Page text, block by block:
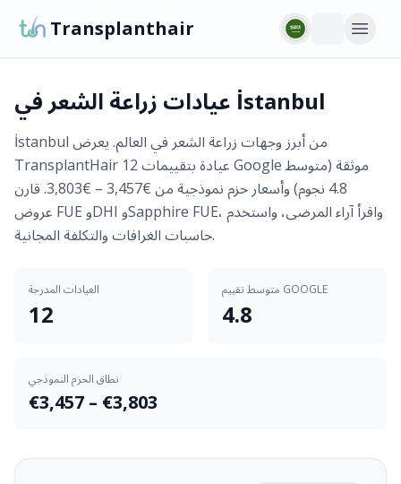
Transplanthair
عيادات زراعة الشعر في İstanbul
İstanbul من أبرز وجهات زراعة الشعر في العالم. يعرض
TransplantHair 12 عيادة بتقييمات Google موثقة (متوسط
4.8 نجوم) وأسعار حزم نموذجية من €3,457 – €3,803. قارن
عروض FUE وDHI وSapphire FUE، واقرأ آراء المرضى، واستخدم
حاسبات الغرافات والتكلفة المجانية.
العيادات المدرجة
12
متوسط تقييم GOOGLE
4.8
نطاق الحزم النموذجي
€3,457 – €3,803